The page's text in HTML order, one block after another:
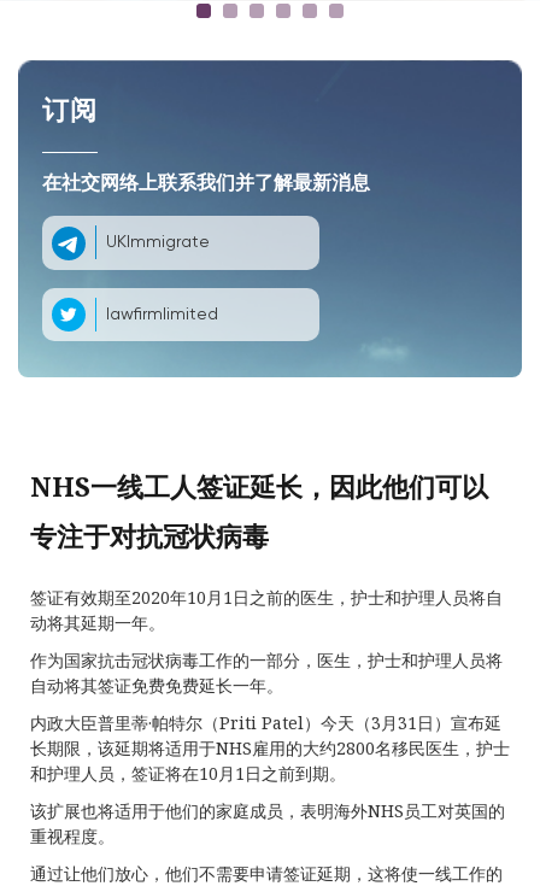
订阅
在社交网络上联系我们并了解最新消息
UKImmigrate
lawfirmlimited
NHS一线工人签证延长，因此他们可以
专注于对抗冠状病毒
签证有效期至2020年10月1日之前的医生，护士和护理人员将自
动将其延期一年。
作为国家抗击冠状病毒工作的一部分，医生，护士和护理人员将
自动将其签证免费免费延长一年。
内政大臣普里蒂·帕特尔（Priti Patel）今天（3月31日）宣布延
长期限，该延期将适用于NHS雇用的大约2800名移民医生，护士
和护理人员，签证将在10月1日之前到期。
该扩展也将适用于他们的家庭成员，表明海外NHS员工对英国的
重视程度。
通过让他们放心，他们不需要申请签证延期，这将使一线工作的